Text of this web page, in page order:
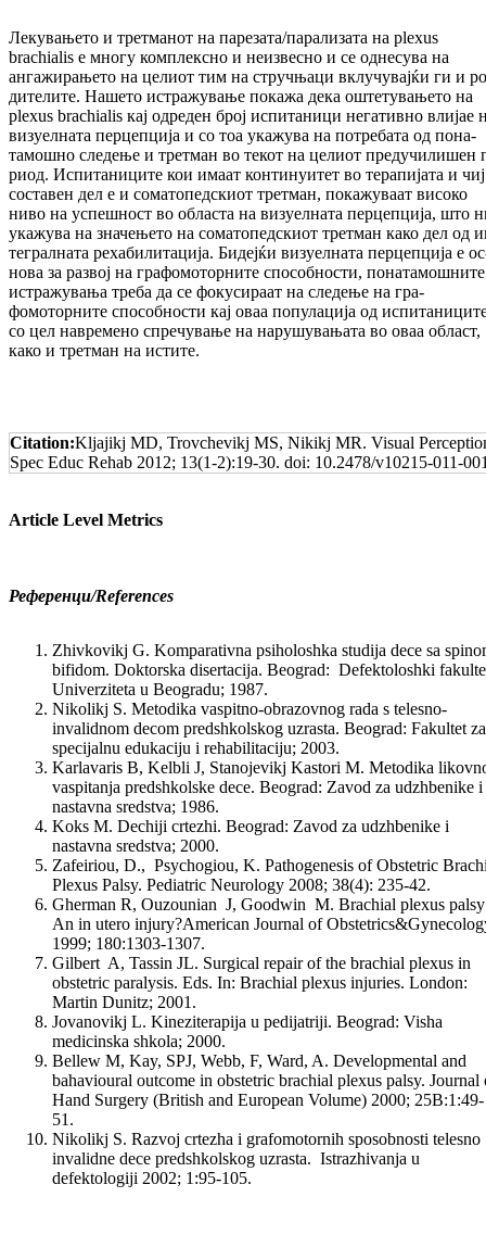
Лекувањето и третманот на па­ре­за­та/па­ра­ли­за­та на plexus
brachialis е многу комплексно и не­из­вес­но и се однесува на
ангажирањето на це­ли­от тим на стручњаци вклучувајќи ги и
ди­те­ли­те. На­шето истражување покажа дека ош­те­ту­ва­ње­то на
plexus brachialis кај од­реден број ис­пи­та­ни­ци негативно влијае
визуелната пер­цепција и со тоа укажува на потребата од по­на­
тамошно сле­дење и трет­ман во текот на це­лиот пре­ду­чи­ли­шен
риод. Испитаниците кои имаат кон­ти­нуи­­тет во терапијата и чиј
сос­та­вен дел е и со­ма­­то­­педскиот третман, по­ка­жу­ва­ат високо
ниво на успешност во областа на ви­зуелната пер­цеп­ци­ја, што
укажува на зна­че­ње­то на со­ма­то­пед­скиот третман како дел од
те­грал­ната ре­ха­билитацијa. Бидејќи ви­зуел­на­та пер­цепција е
нова за развој на гра­фо­мо­тор­­ните спо­соб­нос­ти, понатамошните
ис­тра­жу­­ва­ња треба да се фо­ку­си­раат на следење на гра­
фомоторните спо­соб­ности кај оваа по­пу­ла­ција од
со цел навремено спре­чу­­вање на нарушувањата во оваа об­ласт,
како и третман на истите.
Citation:Kljajikj MD, Trovchevikj MS, Nikikj MR. Visual
Spec Educ Rehab 2012; 13(1-2):19-30. doi: 10.2478/v10215-011-
Article Level Metrics
Референци/References
Zhivkovikj G. Komparativna psiholoshka stu­dija dece sa
bifidom. Doktorska disertacija. Beograd: Defektoloshki
Univerziteta u Beogradu; 1987.
Nikolikj S. Metodika vaspitno-obrazovnog rada s telesno-
invalidnom decom pred­shkols­kog uzrasta. Beograd: Fakultet za
spe­ci­jalnu edukaciju i rehabilitaciju; 2003.
Karlavaris B, Kelbli J, Stanojevikj Kastori M. Metodika
vaspitanja pred­shkol­ske dece. Beograd: Zavod za udzhbenike i
nastavna sredstva; 1986.
Koks M. Dechiji crtezhi. Beograd: Zavod za udzhbenike i
nastavna sredstva; 2000.
Zafeiriou, D., Psychogiou, K. Pathogenesis of Obstetric
Plexus Palsy. Pediatric Neurology 2008; 38(4): 235-42.
Gherman R, Ouzounian J, Goodwin M. Brachi­al plexus
An in utero inju­ry?American Journal of
1999; 180:1303-1307.
Gilbert A, Tassin JL. Surgical repair of the brachial plexus in
obstetric paralysis. Eds. In: Brachial plexus injuries. London:
Martin Dunitz; 2001.
Jovanovikj L. Kineziterapija u pedijatriji. Beograd: Visha
medicinska shkola; 2000.
Bellew M, Kay, SPJ, Webb, F, Ward, A. Developmental and
bahavioural outcome in obstetric brachial plexus palsy. Journal
Hand Surgery (British and European Volume) 2000; 25B:1:49-
51.
Nikolikj S. Razvoj crtezha i grafomotornih sposobnosti telesno
invalidne dece predshkolskog uzrasta. Istrazhivanja u
defektologiji 2002; 1:95-105.